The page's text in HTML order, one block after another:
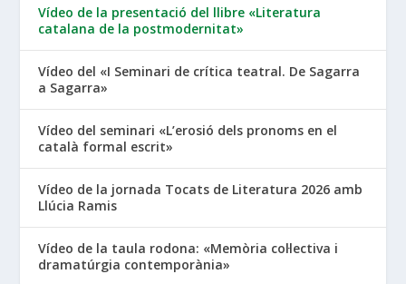
Vídeo de la presentació del llibre «Literatura
catalana de la postmodernitat»
Vídeo del «I Seminari de crítica teatral. De Sagarra
a Sagarra»
Vídeo del seminari «L’erosió dels pronoms en el
català formal escrit»
Vídeo de la jornada Tocats de Literatura 2026 amb
Llúcia Ramis
Vídeo de la taula rodona: «Memòria col·lectiva i
dramatúrgia contemporània»